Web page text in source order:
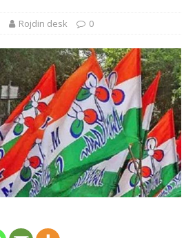
Rojdin desk 0